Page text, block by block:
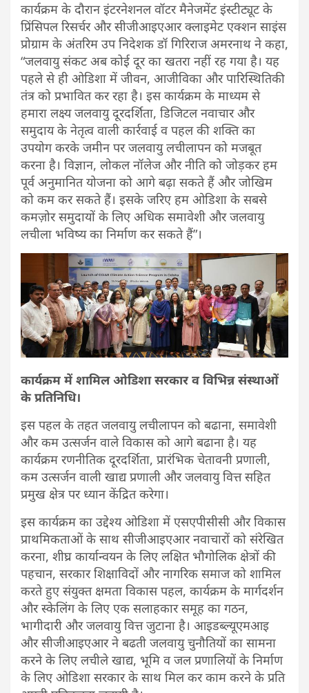
कार्यक्रम के दौरान इंटरनेशनल वॉटर मैनेजमेंट इंस्टीट्यूट के
प्रिंसिपल रिसर्चर और सीजीआइएआर क्लाइमेट एक्शन साइंस
प्रोग्राम के अंतरिम उप निदेशक डॉ गिरिराज अमरनाथ ने कहा,
“जलवायु संकट अब कोई दूर का खतरा नहीं रह गया है। यह
पहले से ही ओडिशा में जीवन, आजीविका और पारिस्थितिकी
तंत्र को प्रभावित कर रहा है। इस कार्यक्रम के माध्यम से
हमारा लक्ष्य जलवायु दूरदर्शिता, डिजिटल नवाचार और
समुदाय के नेतृत्व वाली कार्रवाई व पहल की शक्ति का
उपयोग करके जमीन पर जलवायु लचीलापन को मजबूत
करना है। विज्ञान, लोकल नॉलेज और नीति को जोड़कर हम
पूर्व अनुमानित योजना को आगे बढ़ा सकते हैं और जोखिम
को कम कर सकते हैं। इसके जरिए हम ओडिशा के सबसे
कमज़ोर समुदायों के लिए अधिक समावेशी और जलवायु
लचीला भविष्य का निर्माण कर सकते हैं”।
कार्यक्रम में शामिल ओडिशा सरकार व विभिन्न संस्थाओं
के प्रतिनिधि।
इस पहल के तहत जलवायु लचीलापन को बढाना, समावेशी
और कम उत्सर्जन वाले विकास को आगे बढाना है। यह
कार्यक्रम रणनीतिक दूरदर्शिता, प्रारंभिक चेतावनी प्रणाली,
कम उत्सर्जन वाली खाद्य प्रणाली और जलवायु वित्त सहित
प्रमुख क्षेत्र पर ध्यान केंद्रित करेगा।
इस कार्यक्रम का उद्देश्य ओडिशा में एसएपीसीसी और विकास
प्राथमिकताओं के साथ सीजीआइएआर नवाचारों को संरेखित
करना, शीघ्र कार्यान्वयन के लिए लक्षित भौगोलिक क्षेत्रों की
पहचान, सरकार शिक्षाविदों और नागरिक समाज को शामिल
करते हुए संयुक्त क्षमता विकास पहल, कार्यक्रम के मार्गदर्शन
और स्केलिंग के लिए एक सलाहकार समूह का गठन,
भागीदारी और जलवायु वित्त जुटाना है। आइडब्ल्यूएमआइ
और सीजीआइएआर ने बढती जलवायु चुनौतियों का सामना
करने के लिए लचीले खाद्य, भूमि व जल प्रणालियों के निर्माण
के लिए ओडिशा सरकार के साथ मिल कर काम करने के प्रति